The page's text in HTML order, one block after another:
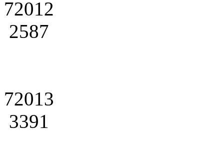
72012
2587
72013
3391